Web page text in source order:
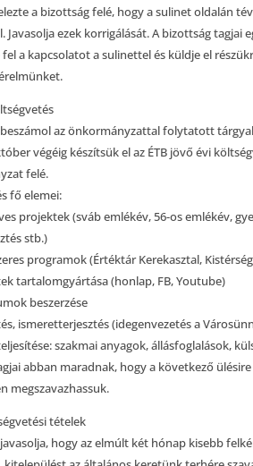
a bizottság felé, hogy a sulinet oldalán
Javasolja ezek korrigálását. A bizottság tagjai
fel a kapcsolatot a sulinettel és küldje el
az önkormányzattal folytatott
végéig készítsük el az ÉTB jövő évi
felé.
fő elemei:
projektek (sváb emlékév, 56-os emlékév,
stb.)
programok (Értéktár Kerekasztal,
tartalomgyártása (honlap, FB, Youtube)
beszerzése
ismeretterjesztés (idegenvezetés a
szakmai anyagok, állásfoglalások,
abban maradnak, hogy a következő
megszavazhassuk.
tételek
hogy az elmúlt két hónap kisebb